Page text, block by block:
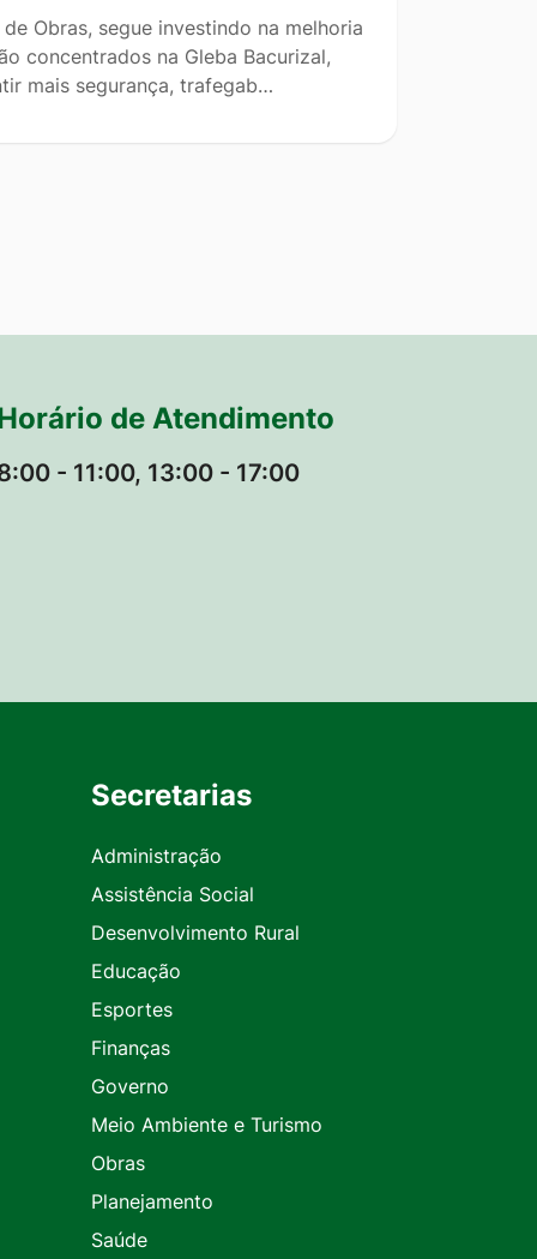
Obras, segue investindo na melhoria
concentrados na Gleba Bacurizal,
mais segurança, trafegab…
de Atendimento
- 11:00, 13:00 - 17:00
Secretarias
Administração
Assistência Social
Desenvolvimento Rural
Educação
Esportes
Finanças
Governo
Meio Ambiente e Turismo
Obras
Planejamento
Saúde